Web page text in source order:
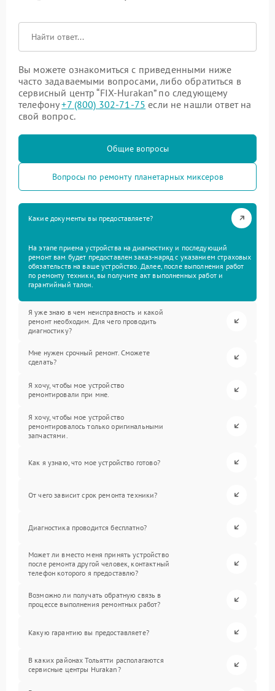
Вы можете ознакомиться с приведенными ниже
часто задаваемыми вопросами, либо обратиться в
сервисный центр “FIX-Hurakan” по следующему
телефону+7 (800) 302-71-75 если не нашли ответ на
свой вопрос.
Общие вопросы
Вопросы по ремонту планетарных миксеров
Какие документы вы предоставляете?
На этапе приема устройства на диагностику и последующий
ремонт вам будет предоставлен заказ-наряд с указанием страховых
обязательств на ваше устройство. Далее, после выполнения работ
по ремонту техники, вы получите акт выполненных работ и
гарантийный талон.
Я уже знаю в чем неисправность и какой
ремонт необходим. Для чего проводить
диагностику?
Мне нужен срочный ремонт. Сможете
сделать?
Я хочу, чтобы мое устройство
ремонтировали при мне.
Я хочу, чтобы мое устройство
ремонтировалось только оригинальными
запчастями.
Как я узнаю, что мое устройство готово?
От чего зависит срок ремонта техники?
Диагностика проводится бесплатно?
Может ли вместо меня принять устройство
после ремонта другой человек, контактный
телефон которого я предоставлю?
Возможно ли получать обратную связь в
процессе выполнения ремонтных работ?
Какую гарантию вы предоставляете?
В каких районах Тольятти располагаются
сервисные центры Hurakan?